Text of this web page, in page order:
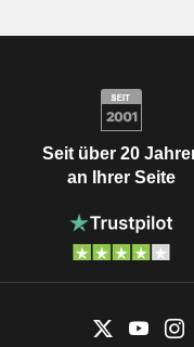
Seit über 20
an Ihrer Seite